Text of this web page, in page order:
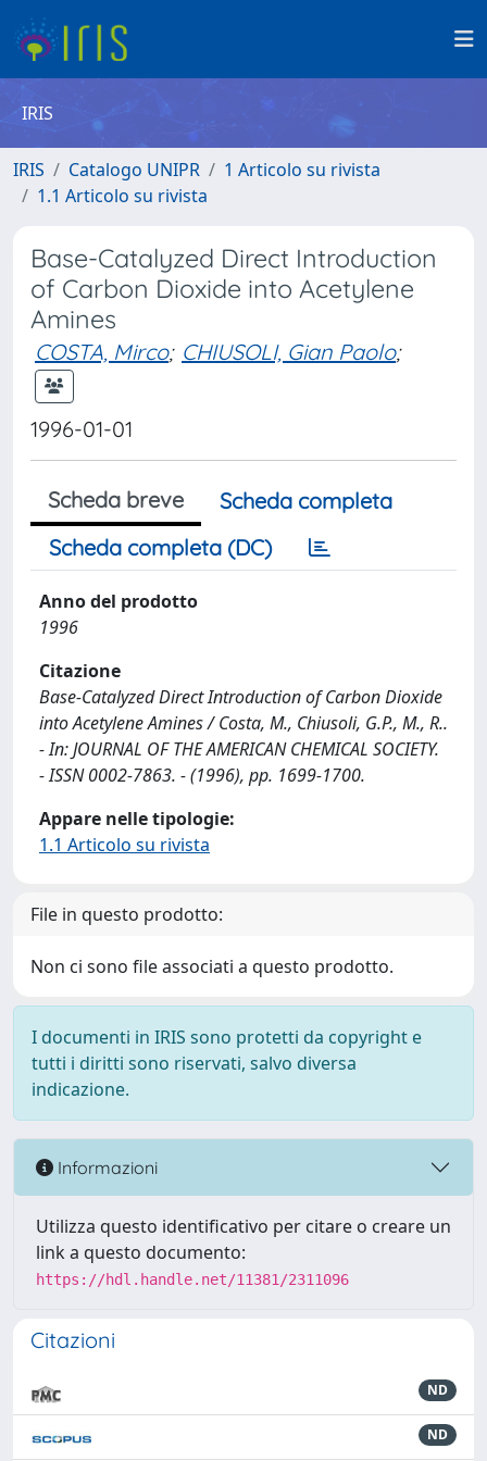
IRIS
IRIS Catalogo UNIPR
1 Articolo su rivista
1.1 Articolo su rivista
Base-Catalyzed Direct Introduction
of Carbon Dioxide into Acetylene
Amines
COSTA, Mirco; CHIUSOLI, Gian Paolo;
1996-01-01
Scheda breve
Scheda completa
Scheda completa (DC)
Anno del prodotto
1996
Citazione
Base-Catalyzed Direct Introduction of Carbon Dioxide
into Acetylene Amines / Costa, M., Chiusoli, G.P., M., R..
- In: JOURNAL OF THE AMERICAN CHEMICAL SOCIETY.
- ISSN 0002-7863. - (1996), pp. 1699-1700.
Appare nelle tipologie:
1.1 Articolo su rivista
File in questo prodotto:
Non ci sono file associati a questo prodotto.
I documenti in IRIS sono protetti da copyright e
tutti i diritti sono riservati, salvo diversa
indicazione.
Informazioni
Utilizza questo identificativo per citare o creare un
link a questo documento:
https://hdl.handle.net/11381/2311096
Citazioni
ND
ND